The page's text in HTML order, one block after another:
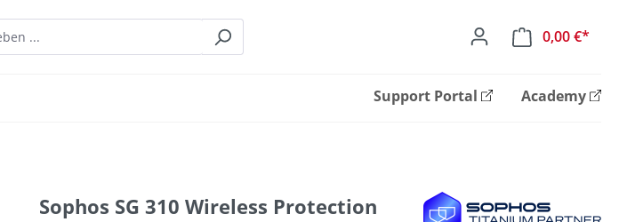
0,00 €*
Support Portal Academy
Sophos SG 310 Wireless Protection